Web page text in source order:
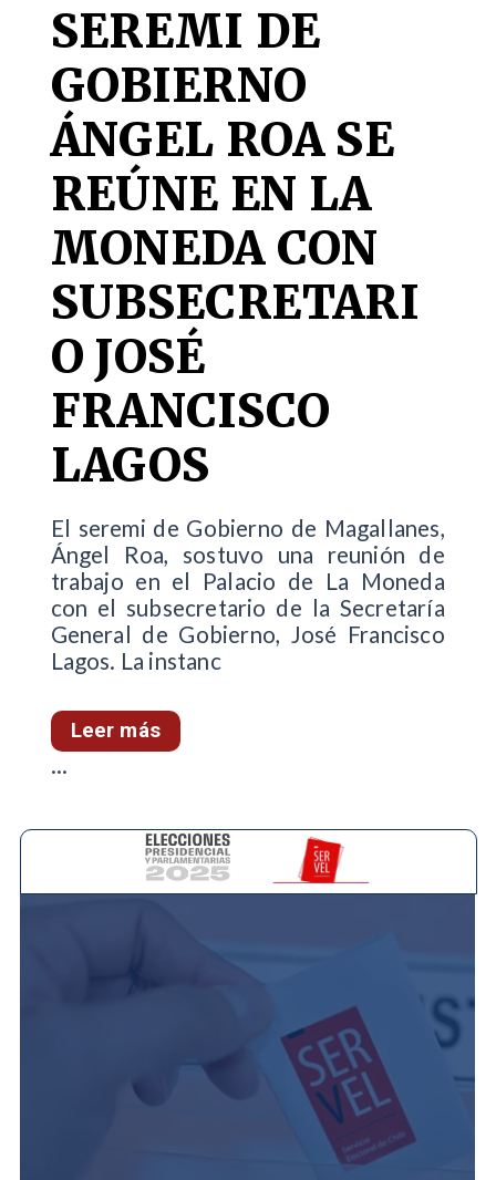
SEREMI DE
GOBIERNO
ÁNGEL ROA SE
REÚNE EN LA
MONEDA CON
SUBSECRETARI
O JOSÉ
FRANCISCO
LAGOS
El seremi de Gobierno de Magallanes,
Ángel Roa, sostuvo una reunión de
trabajo en el Palacio de La Moneda
con el subsecretario de la Secretaría
General de Gobierno, José Francisco
Lagos. La instanc
Leer más
...